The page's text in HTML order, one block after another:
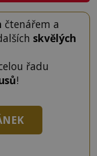
čtenářem a
skvělých
řadu
!